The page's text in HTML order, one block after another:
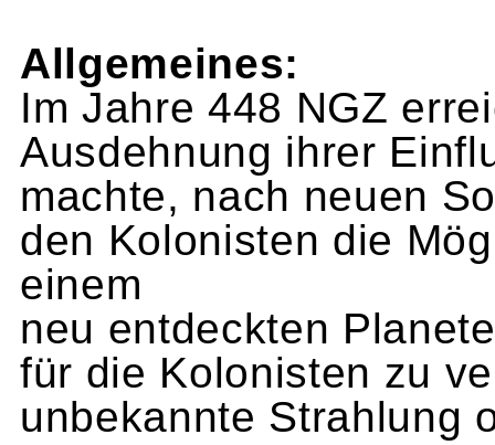
Allgemeines:
Im Jahre 448 NGZ
Ausdehnung ihrer
machte, nach neuen
den Kolonisten die
einem
neu entdeckten
für die Kolonisten zu
unbe­kannte Strahlung